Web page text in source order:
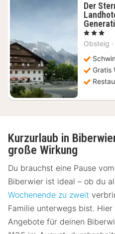
Der
, 3 Sterne
Obsteig ·
Gratis
Kurzurlaub in
große Wirkung
Du brauchst eine Pause
Biberwier ist ideal – ob du
Wochenende zu zweit
Familie unterwegs bist.
Angebote für deinen